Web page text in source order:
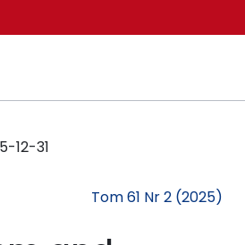
12-31
Tom 61 Nr 2 (2025)